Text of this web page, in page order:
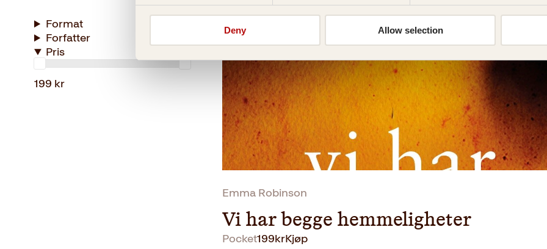
Deny Allow selection
Format
Forfatter
Pris
199 kr
Emma Robinson
Vi har begge hemmeligheter
Pocket199krKjøp